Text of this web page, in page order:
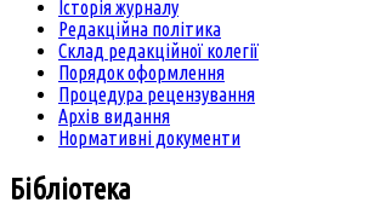
Історія журналу
Редакційна політика
Склад редакційної колегії
Порядок оформлення
Процедура рецензування
Архів видання
Нормативні документи
Бібліотека